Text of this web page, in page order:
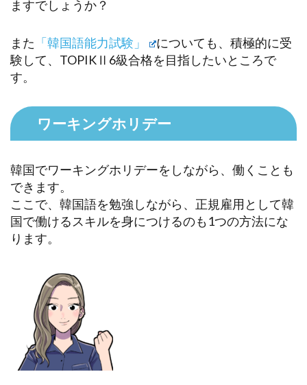
ますでしょうか？
また 「韓国語能力試験」
についても、積極的に受
験して、TOPIKⅡ6級合格を目指したいところで
す。
ワーキングホリデー
韓国でワーキングホリデーをしながら、働くことも
できます。
ここで、韓国語を勉強しながら、正規雇用として韓
国で働けるスキルを身につけるのも1つの方法にな
ります。